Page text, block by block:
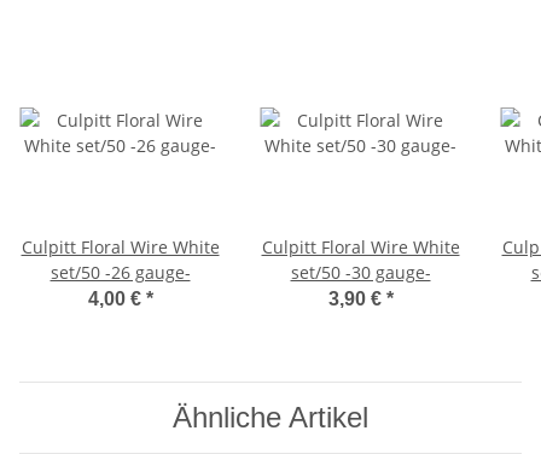
Culpitt Floral Wire White
set/50 -26 gauge-
4,00 € *
Culpitt Floral Wire White
set/50 -30 gauge-
3,90 € *
Ähnliche Artikel